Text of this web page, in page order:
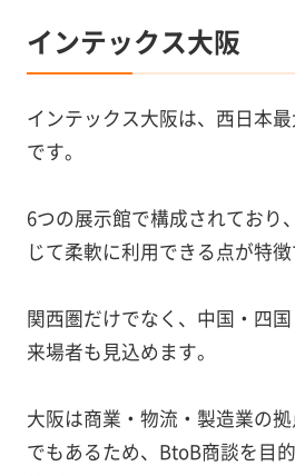
インテックス大阪
インテックス大阪は、西日本
です。
6つの展示館で構成されており
じて柔軟に利用できる点が特徴
関西圏だけでなく、中国・四
来場者も見込めます。
大阪は商業・物流・製造業の
でもあるため、BtoB商談を目